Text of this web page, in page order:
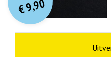
was:
€ 19,90.
€9,90
is:
€ 9,90.